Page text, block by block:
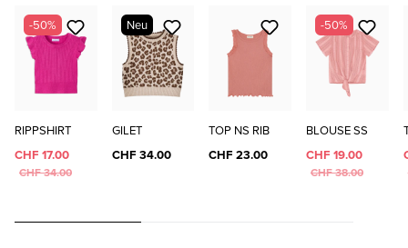
-50%
RIPPSHIRT
CHF 17.00
CHF 34.00
Neu
GILET
CHF 34.00
TOP NS RIB
CHF 23.00
-50%
BLOUSE SS
CHF 19.00
CHF 38.00